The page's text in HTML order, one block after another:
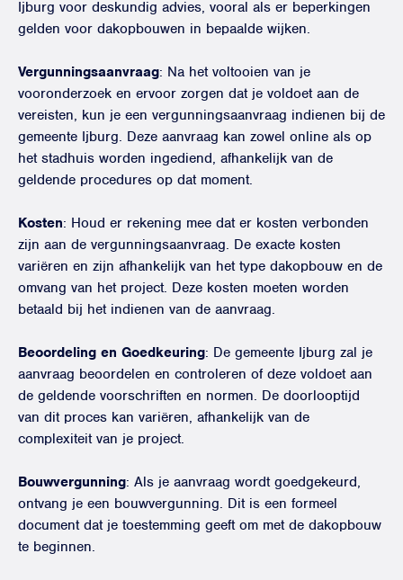
Ijburg voor deskundig advies, vooral als er beperkingen
gelden voor dakopbouwen in bepaalde wijken.
Vergunningsaanvraag: Na het voltooien van je
vooronderzoek en ervoor zorgen dat je voldoet aan de
vereisten, kun je een vergunningsaanvraag indienen bij de
gemeente Ijburg. Deze aanvraag kan zowel online als op
het stadhuis worden ingediend, afhankelijk van de
geldende procedures op dat moment.
Kosten: Houd er rekening mee dat er kosten verbonden
zijn aan de vergunningsaanvraag. De exacte kosten
variëren en zijn afhankelijk van het type dakopbouw en de
omvang van het project. Deze kosten moeten worden
betaald bij het indienen van de aanvraag.
Beoordeling en Goedkeuring: De gemeente Ijburg zal je
aanvraag beoordelen en controleren of deze voldoet aan
de geldende voorschriften en normen. De doorlooptijd
van dit proces kan variëren, afhankelijk van de
complexiteit van je project.
Bouwvergunning: Als je aanvraag wordt goedgekeurd,
ontvang je een bouwvergunning. Dit is een formeel
document dat je toestemming geeft om met de dakopbouw
te beginnen.